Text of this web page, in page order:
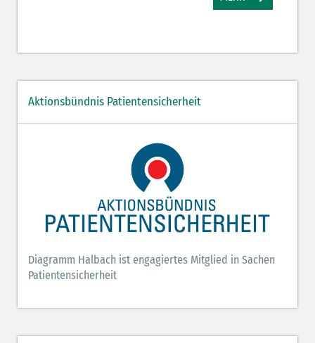
Aktionsbündnis Patientensicherheit
Diagramm Halbach ist engagiertes Mitglied in Sachen
Patientensicherheit